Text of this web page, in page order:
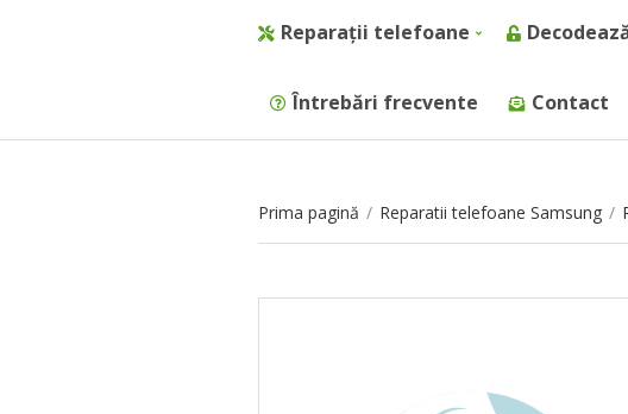
Reparații telefoane
Întrebări frecvente Contact
Prima pagină / Reparatii telefoane Samsung /